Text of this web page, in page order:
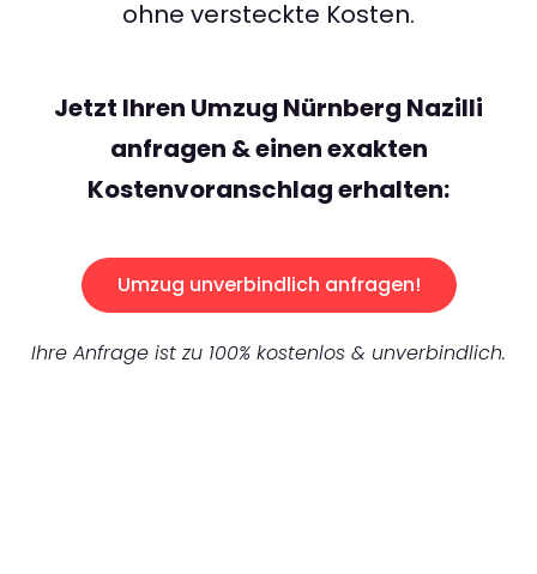
ohne versteckte Kosten.
Jetzt Ihren Umzug Nürnberg Nazilli
anfragen & einen exakten
Kostenvoranschlag erhalten:
Umzug unverbindlich anfragen!
Ihre Anfrage ist zu 100% kostenlos & unverbindlich.